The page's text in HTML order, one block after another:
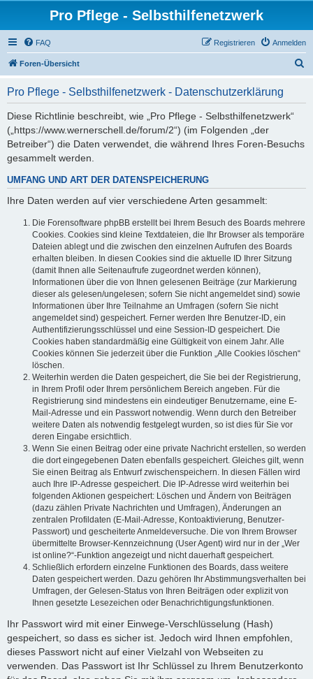
Pro Pflege - Selbsthilfenetzwerk
FAQ Anmelden
Registrieren
Foren-Übersicht
Pro Pflege - Selbsthilfenetzwerk - Datenschutzerklärung
Diese Richtlinie beschreibt, wie „Pro Pflege - Selbsthilfenetzwerk“
(„https://www.wernerschell.de/forum/2“) (im Folgenden „der
Betreiber“) die Daten verwendet, die während Ihres Foren-Besuchs
gesammelt werden.
UMFANG UND ART DER DATENSPEICHERUNG
Ihre Daten werden auf vier verschiedene Arten gesammelt:
Die Forensoftware phpBB erstellt bei Ihrem Besuch des Boards mehrere
Cookies. Cookies sind kleine Textdateien, die Ihr Browser als temporäre
Dateien ablegt und die zwischen den einzelnen Aufrufen des Boards
erhalten bleiben. In diesen Cookies sind die aktuelle ID Ihrer Sitzung
(damit Ihnen alle Seitenaufrufe zugeordnet werden können),
Informationen über die von Ihnen gelesenen Beiträge (zur Markierung
dieser als gelesen/ungelesen; sofern Sie nicht angemeldet sind) sowie
Informationen über Ihre Teilnahme an Umfragen (sofern Sie nicht
angemeldet sind) gespeichert. Ferner werden Ihre Benutzer-ID, ein
Authentifizierungsschlüssel und eine Session-ID gespeichert. Die
Cookies haben standardmäßig eine Gültigkeit von einem Jahr. Alle
Cookies können Sie jederzeit über die Funktion „Alle Cookies löschen“
löschen.
Weiterhin werden die Daten gespeichert, die Sie bei der Registrierung,
in Ihrem Profil oder Ihrem persönlichem Bereich angeben. Für die
Registrierung sind mindestens ein eindeutiger Benutzername, eine E-
Mail-Adresse und ein Passwort notwendig. Wenn durch den Betreiber
weitere Daten als notwendig festgelegt wurden, so ist dies für Sie vor
deren Eingabe ersichtlich.
Wenn Sie einen Beitrag oder eine private Nachricht erstellen, so werden
die dort eingegebenen Daten ebenfalls gespeichert. Gleiches gilt, wenn
Sie einen Beitrag als Entwurf zwischenspeichern. In diesen Fällen wird
auch Ihre IP-Adresse gespeichert. Die IP-Adresse wird weiterhin bei
folgenden Aktionen gespeichert: Löschen und Ändern von Beiträgen
(dazu zählen Private Nachrichten und Umfragen), Änderungen an
zentralen Profildaten (E-Mail-Adresse, Kontoaktivierung, Benutzer-
Passwort) und gescheiterte Anmeldeversuche. Die von Ihrem Browser
übermittelte Browser-Kennzeichnung (User Agent) wird nur in der „Wer
ist online?“-Funktion angezeigt und nicht dauerhaft gespeichert.
Schließlich erfordern einzelne Funktionen des Boards, dass weitere
Daten gespeichert werden. Dazu gehören Ihr Abstimmungsverhalten bei
Umfragen, der Gelesen-Status von Ihren Beiträgen oder explizit von
Ihnen gesetzte Lesezeichen oder Benachrichtigungsfunktionen.
Ihr Passwort wird mit einer Einwege-Verschlüsselung (Hash)
gespeichert, so dass es sicher ist. Jedoch wird Ihnen empfohlen,
dieses Passwort nicht auf einer Vielzahl von Webseiten zu
verwenden. Das Passwort ist Ihr Schlüssel zu Ihrem Benutzerkonto